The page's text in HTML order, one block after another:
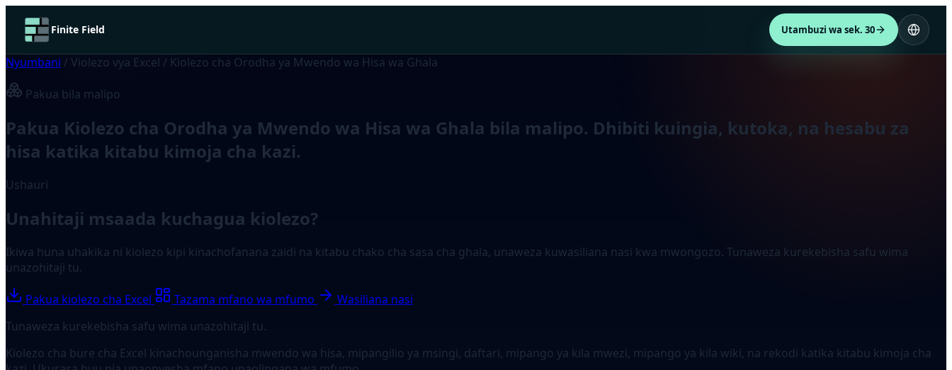
Finite Field Utambuzi wa sek. 30
Nyumbani / Violezo vya Excel / Kiolezo cha Orodha ya Mwendo wa Hisa wa Ghala
Pakua bila malipo
Pakua Kiolezo cha Orodha ya Mwendo wa Hisa wa Ghala bila malipo. Dhibiti kuingia, kutoka, na hesabu za
hisa katika kitabu kimoja cha kazi.
Ushauri
Unahitaji msaada kuchagua kiolezo?
Ikiwa huna uhakika ni kiolezo kipi kinachofanana zaidi na kitabu chako cha sasa cha ghala, unaweza kuwasiliana nasi kwa mwongozo. Tunaweza kurekebisha safu wima
unazohitaji tu.
Pakua kiolezo cha Excel Tazama mfano wa mfumo
Wasiliana nasi
Tunaweza kurekebisha safu wima unazohitaji tu.
Kiolezo cha bure cha Excel kinachounganisha mwendo wa hisa, mipangilio ya msingi, daftari, mipango ya kila mwezi, mipango ya kila wiki, na rekodi katika kitabu kimoja cha